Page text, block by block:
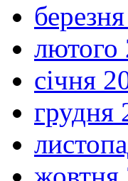
лютого
січня
грудня